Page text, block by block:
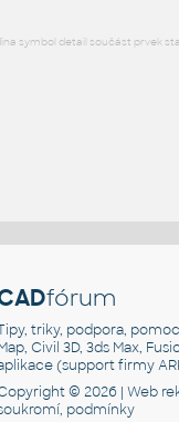
symbol detail součást prvek
fórum
triky, podpora,
Civil 3D, 3ds Max,
(support firmy
© 2026 |Web
podmínky